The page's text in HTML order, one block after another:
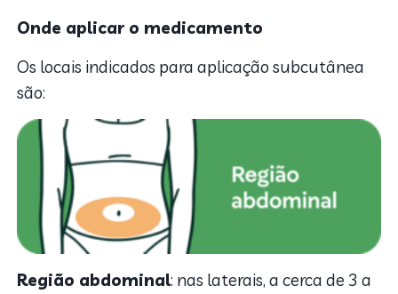
Onde aplicar o medicamento
Os locais indicados para aplicação subcutânea
são:
Região abdominal: nas laterais, a cerca de 3 a